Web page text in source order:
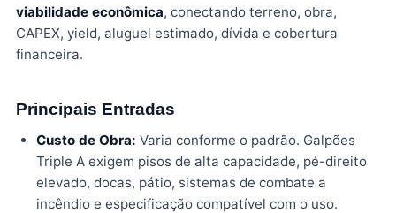
viabilidade econômica, conectando terreno, obra,
CAPEX, yield, aluguel estimado, dívida e cobertura
financeira.
Principais Entradas
Custo de Obra: Varia conforme o padrão. Galpões
Triple A exigem pisos de alta capacidade, pé-direito
elevado, docas, pátio, sistemas de combate a
incêndio e especificação compatível com o uso.